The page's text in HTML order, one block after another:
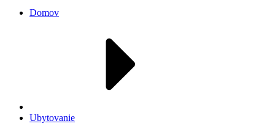
Domov
Ubytovanie